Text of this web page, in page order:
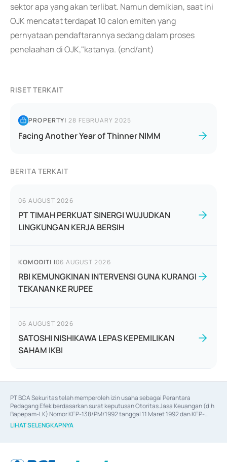
sektor apa yang akan terlibat. Namun demikian, saat ini
OJK mencatat terdapat 10 calon emiten yang
pernyataan pendaftarannya sedang dalam proses
penelaahan di OJK,"katanya. (end/ant)
RISET TERKAIT
PROPERTY|28 FEBRUARY 2025
Facing Another Year of Thinner NIMM
BERITA TERKAIT
06 AUGUST 2026
PT TIMAH PERKUAT SINERGI WUJUDKAN
LINGKUNGAN KERJA BERSIH
KOMODITI |06 AUGUST 2026
RBI KEMUNGKINAN INTERVENSI GUNA KURANGI
TEKANAN KE RUPEE
06 AUGUST 2026
SATOSHI NISHIKAWA LEPAS KEPEMILIKAN
SAHAM IKBI
PT BCA Sekuritas telah memperoleh izin usaha sebagai Perantara
Pedagang Efek berdasarkan surat keputusan Otoritas Jasa Keuangan (d.h
Bapepam-LK) Nomor KEP-138/PM/1992 tanggal 11 Maret 1992 dan KEP-
06/D.04/2014 tanggal 28 Februari 2014, izin usaha sebagai Penjamin Emisi
Efek berdasarkan surat keputusan Otoritas Jasa Keuangan Nomor KEP-
LIHAT SELENGKAPNYA